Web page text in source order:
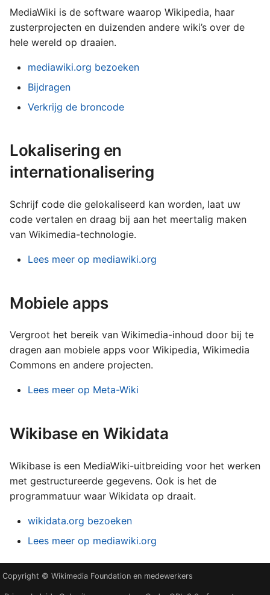
MediaWiki is de software waarop Wikipedia, haar
zusterprojecten en duizenden andere wiki’s over de
hele wereld op draaien.
mediawiki.org bezoeken
Bijdragen
Verkrijg de broncode
Lokalisering en
internationalisering
Schrijf code die gelokaliseerd kan worden, laat uw
code vertalen en draag bij aan het meertalig maken
van Wikimedia-technologie.
Lees meer op mediawiki.org
Mobiele apps
Vergroot het bereik van Wikimedia-inhoud door bij te
dragen aan mobiele apps voor Wikipedia, Wikimedia
Commons en andere projecten.
Lees meer op Meta-Wiki
Wikibase en Wikidata
Wikibase is een MediaWiki-uitbreiding voor het werken
met gestructureerde gegevens. Ook is het de
programmatuur waar Wikidata op draait.
wikidata.org bezoeken
Lees meer op mediawiki.org
Copyright © Wikimedia Foundation en medewerkers